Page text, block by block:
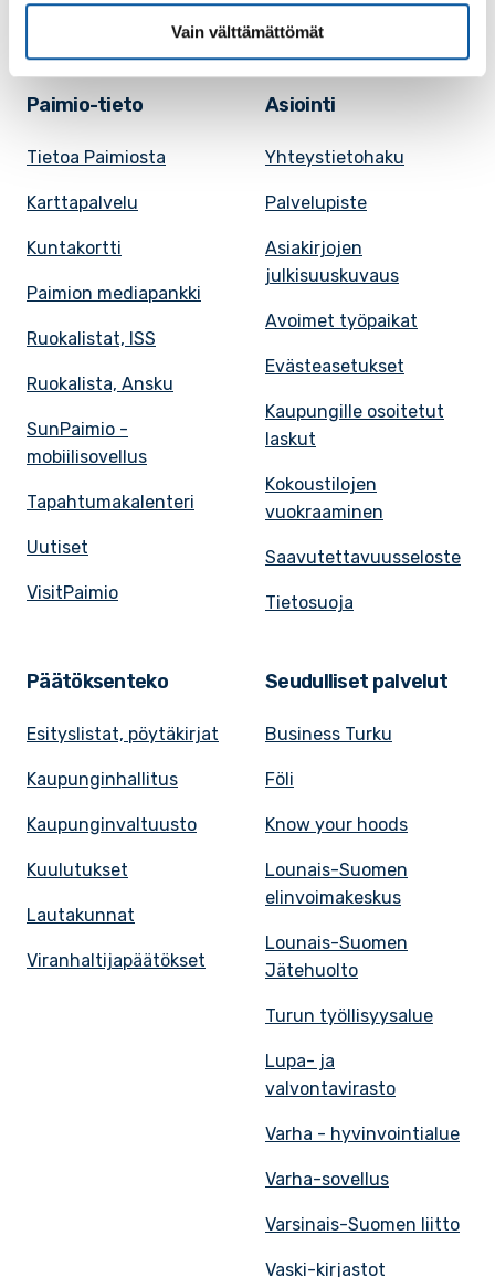
Vain välttämättömät
Paimio-tieto
Tietoa Paimiosta
Karttapalvelu
Kuntakortti
Paimion mediapankki
Ruokalistat, ISS
Ruokalista, Ansku
SunPaimio -
mobiilisovellus
Tapahtumakalenteri
Uutiset
VisitPaimio
Asiointi
Yhteystietohaku
Palvelupiste
Asiakirjojen
julkisuuskuvaus
Avoimet työpaikat
Evästeasetukset
Kaupungille osoitetut
laskut
Kokoustilojen
vuokraaminen
Saavutettavuusseloste
Tietosuoja
Päätöksenteko
Esityslistat, pöytäkirjat
Kaupunginhallitus
Kaupunginvaltuusto
Kuulutukset
Lautakunnat
Viranhaltijapäätökset
Seudulliset palvelut
Business Turku
Föli
Know your hoods
Lounais-Suomen
elinvoimakeskus
Lounais-Suomen
Jätehuolto
Turun työllisyysalue
Lupa- ja
valvontavirasto
Varha - hyvinvointialue
Varha-sovellus
Varsinais-Suomen liitto
Vaski-kirjastot